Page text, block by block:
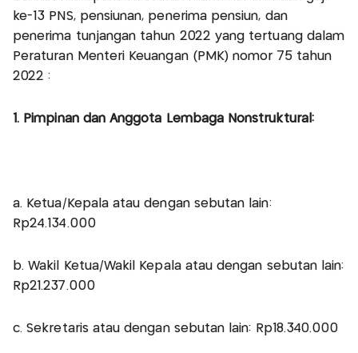
ke-13 PNS, pensiunan, penerima pensiun, dan
penerima tunjangan tahun 2022 yang tertuang dalam
Peraturan Menteri Keuangan (PMK) nomor 75 tahun
2022 :
1. Pimpinan dan Anggota Lembaga Nonstruktural:
a. Ketua/Kepala atau dengan sebutan lain:
Rp24.134.000
b. Wakil Ketua/Wakil Kepala atau dengan sebutan lain:
Rp21.237.000
c. Sekretaris atau dengan sebutan lain: Rp18.340.000